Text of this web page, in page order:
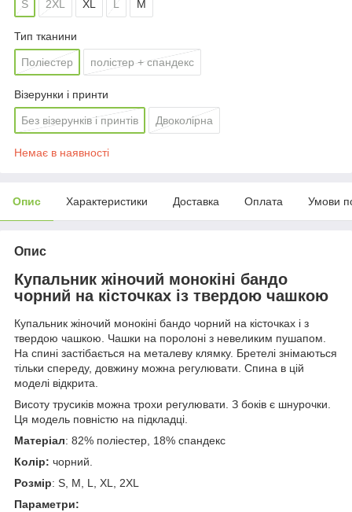
S 2XL XL L M
Тип тканини
Поліестер полістер + спандекс
Візерунки і принти
Без візерунків і принтів Двоколірна
Немає в наявності
Опис Характеристики Доставка Оплата Умови
Опис
Купальник жіночий монокіні бандо
чорний на кісточках із твердою чашкою
Купальник жіночий монокіні бандо чорний на кісточках і з
твердою чашкою. Чашки на поролоні з невеликим пушапом.
На спині застібається на металеву клямку. Бретелі знімаються
тільки спереду, довжину можна регулювати. Спина в цій
моделі відкрита.
Висоту трусиків можна трохи регулювати. З боків є шнурочки.
Ця модель повністю на підкладці.
Матеріал: 82% поліестер, 18% спандекс
Колір: чорний.
Розмір: S, M, L, XL, 2XL
Параметри: